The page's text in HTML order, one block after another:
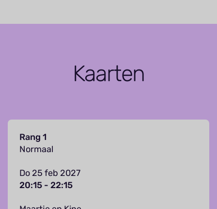
Kaarten
Rang 1
Normaal
Do 25 feb 2027
20:15 - 22:15